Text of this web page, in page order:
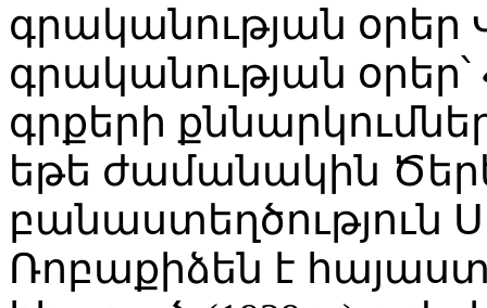
գրականության
գրականության
գրքերի
եթե ժամանակին
բանաստեղծություն
Ռոբաքիձեն է